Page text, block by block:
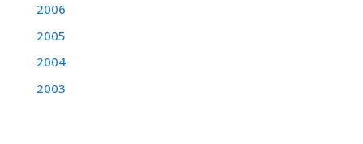
2006
2005
2004
2003